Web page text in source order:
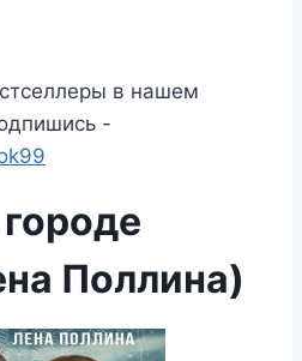
в нашем
-
Поллина)